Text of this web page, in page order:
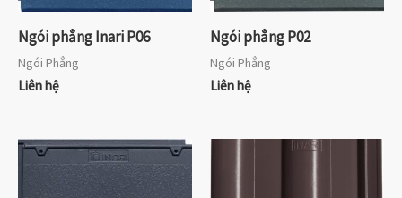
Ngói phẳng Inari P06
Ngói Phẳng
Liên hệ
Ngói phẳng P02
Ngói Phẳng
Liên hệ